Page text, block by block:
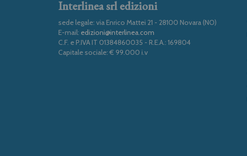
Interlinea srl edizioni
sede legale: via Enrico Mattei 21 - 28100 Novara (NO)
E-mail: edizioni@interlinea.com
C.F. e P.IVA IT 01384860035 - R.E.A.: 169804
Capitale sociale: € 99.000 i.v